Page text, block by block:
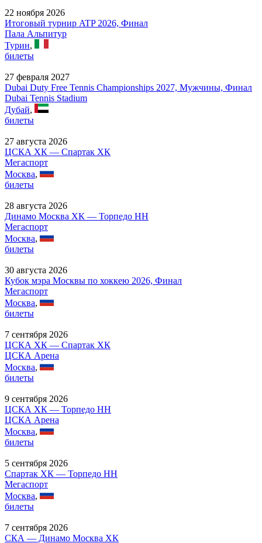
22 ноября 2026
Итоговый турнир ATP 2026, Финал
Пала Альпитур
Турин,
билеты
27 февраля 2027
Dubai Duty Free Tennis Championships 2027, Мужчины, Финал
Dubai Tennis Stadium
Дубай,
билеты
27 августа 2026
ЦСКА ХК — Спартак ХК
Мегаспорт
Москва,
билеты
28 августа 2026
Динамо Москва ХК — Торпедо НН
Мегаспорт
Москва,
билеты
30 августа 2026
Кубок мэра Москвы по хоккею 2026, Финал
Мегаспорт
Москва,
билеты
7 сентября 2026
ЦСКА ХК — Спартак ХК
ЦСКА Арена
Москва,
билеты
9 сентября 2026
ЦСКА ХК — Торпедо НН
ЦСКА Арена
Москва,
билеты
5 сентября 2026
Спартак ХК — Торпедо НН
Мегаспорт
Москва,
билеты
7 сентября 2026
СКА — Динамо Москва ХК